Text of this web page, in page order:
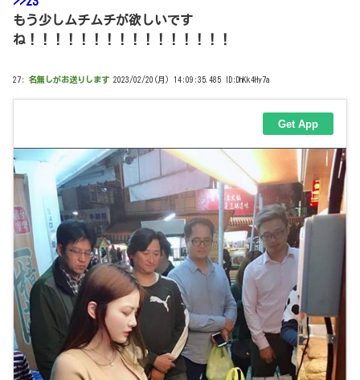
もう少しムチムチが欲しいです
ね！！！！！！！！！！！！！！！！
27: 名無しがお送りします 2023/02/20(月) 14:09:35.485 ID:DhKk4Hy7a